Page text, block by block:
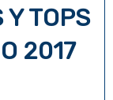
TOPS
2017